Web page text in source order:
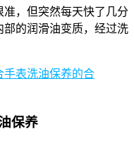
，但突然每天快了几分
的润滑油变质，经过洗
保养